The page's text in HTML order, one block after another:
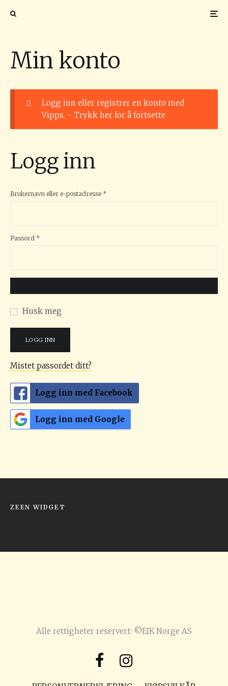
Min konto
Logg inn eller registrer en konto med
Vipps. - Trykk her for å fortsette
Logg inn
Brukernavn eller e-postadresse *
Passord *
Husk meg
LOGG INN
Mistet passordet ditt?
Logg inn med Facebook
Logg inn med Google
ZEEN WIDGET
Alle rettigheter reservert: ©EIK Norge AS